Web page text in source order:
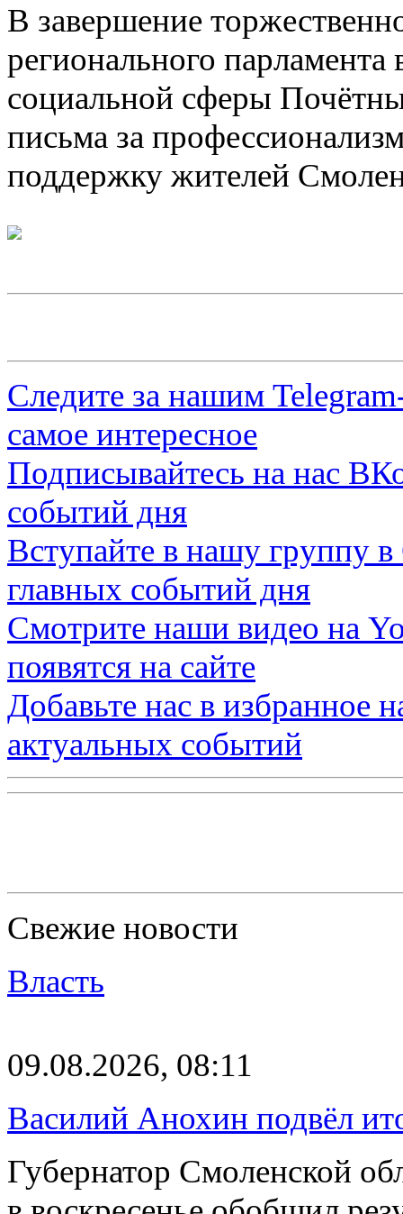
В завершение
регионального
социальной сферы
письма за
поддержку жителей
Следите за нашим
самое интересное
Подписывайтесь на нас
событий дня
Вступайте в нашу группу в
главных событий дня
Смотрите наши видео на
появятся на сайте
Добавьте нас в избранное
актуальных событий
Свежие новости
Власть
09.08.2026, 08:11
Василий Анохин подвёл
Губернатор Смоленской